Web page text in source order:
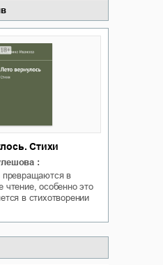
Стихи
:
превращаются в
чтение, особенно это
в стихотворении